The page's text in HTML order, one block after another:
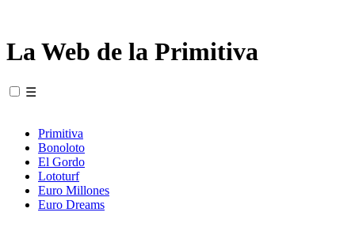
La Web de la Primitiva
☰
Primitiva
Bonoloto
El Gordo
Lototurf
Euro Millones
Euro Dreams